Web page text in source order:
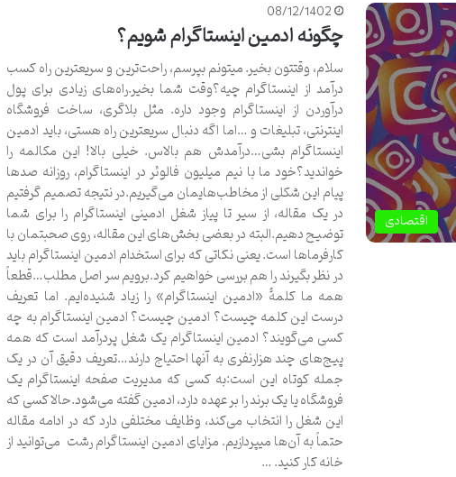
اقتصادی
08/12/1402
چگونه ادمین اینستاگرام شویم؟
سلام، وقتتون بخیر. میتونم بپرسم، راحت‌ترین و سریعترین راه کسب
درآمد از اینستاگرام چیه؟وقت شما بخیر.راه‌های زیادی برای پول
درآوردن از اینستاگرام وجود داره. مثل بلاگری، ساخت فروشگاه
اینترنتی، تبلیغات و …اما اگه دنبال سریعترین راه هستی، باید ادمین
اینستاگرام بشی…درآمدش هم بالاس. خیلی بالا! این مکالمه‌ را
خواندید؟خود ما با نیم میلیون فالوئر در اینستاگرام، روزانه صدها
پیام این شکلی از مخاطب‌هایمان می‌گیریم.در نتیجه تصمیم گرفتیم
در یک مقاله، از سیر تا پیاز شغل ادمینی اینستاگرام را برای شما
توضیح دهیم.البته در بعضی بخش‌های این مقاله، روی صحبتمان با
کارفرماها است. یعنی نکاتی که برای استخدام ادمین اینستاگرام باید
در نظر بگیرند را هم بررسی خواهیم کرد.برویم سر اصل مطلب…قطعاً
همه ما کلمۀ «ادمین اینستاگرام» را زیاد شنیده‌ایم. اما تعریف
درست این کلمه چیست؟ ادمین چیست؟ ادمین اینستاگرام به چه
کسی می‌گویند؟ ادمین اینستاگرام یک شغل پردرآمد است که همه
پیج‌های چند هزارنفری به آنها احتیاج دارند…تعریف دقیق آن در یک
جمله کوتاه این است:به کسی که مدیریت صفحه اینستاگرام یک
فروشگاه یا یک برند را بر عهده دارد، ادمین گفته می‌شود.حالا کسی که
این شغل را انتخاب می‌کند، وظایف مختلفی دارد که در ادامه مقاله
حتماً به آن‌ها میپردازیم. مزایای ادمین اینستاگرام رشت می‌توانید از
خانه کار کنید. …